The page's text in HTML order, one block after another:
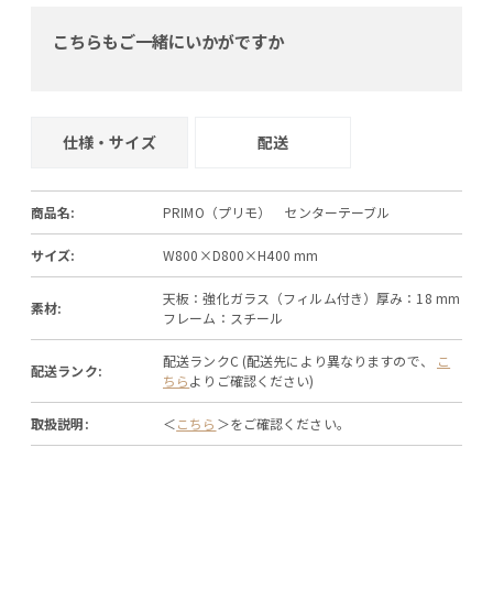
こちらもご一緒にいかがですか
仕様・サイズ 配送
商品名: PRIMO（プリモ） センターテーブル
サイズ: W800×D800×H400 mm
素材:
天板：強化ガラス（フィルム付き）厚み：18 mm
フレーム：スチール
配送ランク:
配送ランクC (配送先により異なりますので、
こ
ちらよりご確認ください)
取扱説明: ＜こちら ＞をご確認ください。